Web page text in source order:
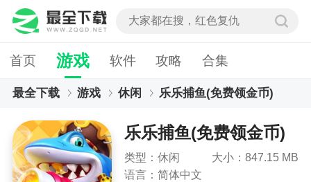
首页 游戏 软件 攻略 合集
最全下载 游戏 休闲 乐乐捕鱼(免费领金币)
乐乐捕鱼(免费领金币)
类型：休闲
大小：847.15 MB
语言：简体中文